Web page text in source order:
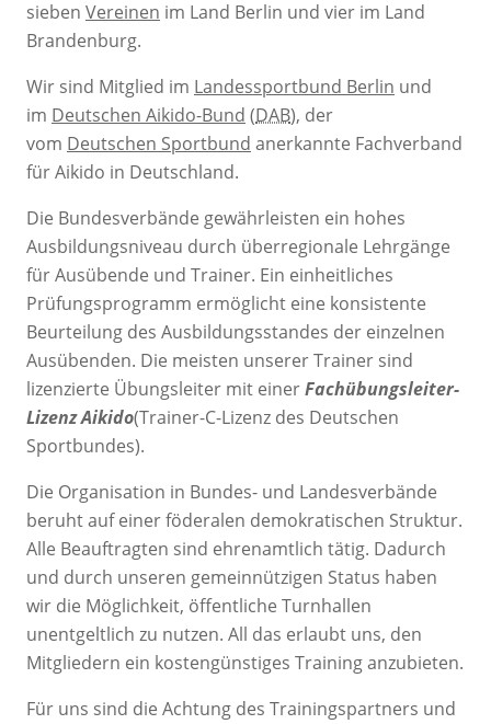
sieben Vereinen im Land Berlin und vier im Land
Brandenburg.
Wir sind Mitglied im Landessportbund Berlin und
im Deutschen Aikido-Bund (DAB), der
vom Deutschen Sportbund anerkannte Fachverband
für Aikido in Deutschland.
Die Bundesverbände gewährleisten ein hohes
Ausbildungsniveau durch überregionale Lehrgänge
für Ausübende und Trainer. Ein einheitliches
Prüfungsprogramm ermöglicht eine konsistente
Beurteilung des Ausbildungsstandes der einzelnen
Ausübenden. Die meisten unserer Trainer sind
lizenzierte Übungsleiter mit einerFachübungsleiter-
Lizenz Aikido(Trainer-C-Lizenz des Deutschen
Sportbundes).
Die Organisation in Bundes- und Landesverbände
beruht auf einer föderalen demokratischen Struktur.
Alle Beauftragten sind ehrenamtlich tätig. Dadurch
und durch unseren gemeinnützigen Status haben
wir die Möglichkeit, öffentliche Turnhallen
unentgeltlich zu nutzen. All das erlaubt uns, den
Mitgliedern ein kostengünstiges Training anzubieten.
Für uns sind die Achtung des Trainingspartners und